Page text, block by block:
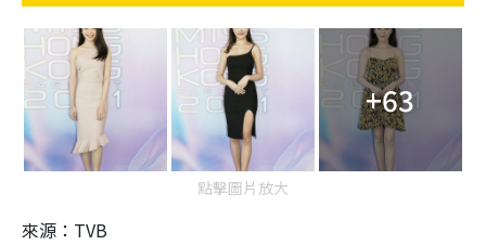
+63
點擊圖片放大
來源：TVB